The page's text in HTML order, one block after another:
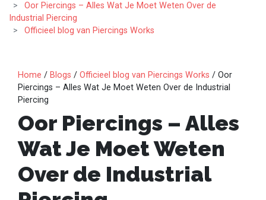
Oor Piercings – Alles Wat Je Moet Weten Over de
Industrial Piercing
Officieel blog van Piercings Works
Home / Blogs / Officieel blog van Piercings Works / Oor
Piercings – Alles Wat Je Moet Weten Over de Industrial
Piercing
Oor Piercings – Alles
Wat Je Moet Weten
Over de Industrial